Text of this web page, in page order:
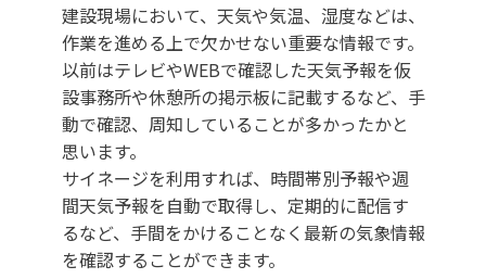
建設現場において、天気や気温、湿度などは、
作業を進める上で欠かせない重要な情報です。
以前はテレビやWEBで確認した天気予報を仮
設事務所や休憩所の掲示板に記載するなど、手
動で確認、周知していることが多かったかと
思います。
サイネージを利用すれば、時間帯別予報や週
間天気予報を自動で取得し、定期的に配信す
るなど、手間をかけることなく最新の気象情報
を確認することができます。